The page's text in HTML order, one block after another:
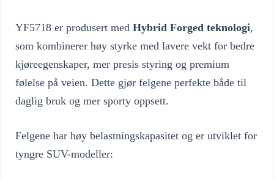
YF5718 er produsert med Hybrid Forged teknologi,
som kombinerer høy styrke med lavere vekt for bedre
kjøreegenskaper, mer presis styring og premium
følelse på veien. Dette gjør felgene perfekte både til
daglig bruk og mer sporty oppsett.
Felgene har høy belastningskapasitet og er utviklet for
tyngre SUV-modeller: